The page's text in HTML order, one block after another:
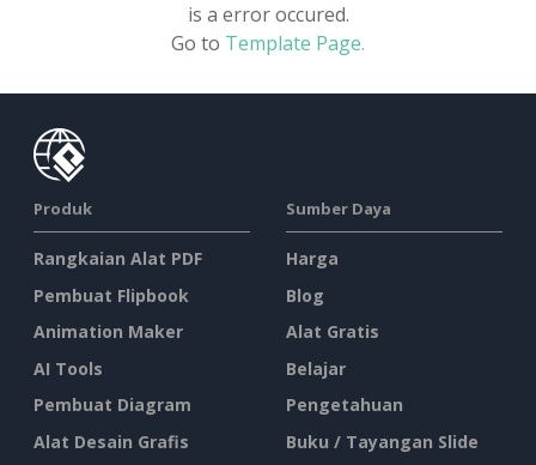
Technology & Science (10)
is a error occured.
Go to Template Page.
Produk
Rangkaian Alat PDF
Pembuat Flipbook
Animation Maker
AI Tools
Pembuat Diagram
Alat Desain Grafis
Sumber Daya
Harga
Blog
Alat Gratis
Belajar
Pengetahuan
Buku / Tayangan Slide